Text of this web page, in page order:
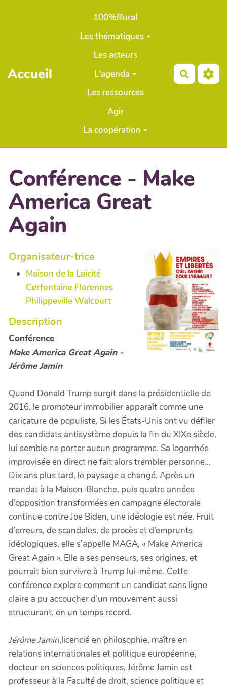
Aller au contenu principal
Accueil
100%Rural
Les thématiques
Les acteurs
L'agenda
Les ressources
Agir
La coopération
Conférence - Make
America Great
Again
Organisateur-trice
Maison de la Laïcité
Cerfontaine Florennes
Philippeville Walcourt
Description
Conférence
Make America Great Again -
Jérôme Jamin
Quand Donald Trump surgit dans la présidentielle de
2016, le promoteur immobilier apparaît comme une
caricature de populiste. Si les États-Unis ont vu défiler
des candidats antisystème depuis la fin du XIXe siècle,
lui semble ne porter aucun programme. Sa logorrhée
improvisée en direct ne fait alors trembler personne…
Dix ans plus tard, le paysage a changé. Après un
mandat à la Maison-Blanche, puis quatre années
d’opposition transformées en campagne électorale
continue contre Joe Biden, une idéologie est née. Fruit
d’erreurs, de scandales, de procès et d’emprunts
idéologiques, elle s’appelle MAGA, « Make America
Great Again ». Elle a ses penseurs, ses origines, et
pourrait bien survivre à Trump lui-même. Cette
conférence explore comment un candidat sans ligne
claire a pu accoucher d’un mouvement aussi
structurant, en un temps record.
Jérôme Jamin,licencié en philosophie, maître en
relations internationales et politique européenne,
docteur en sciences politiques, Jérôme Jamin est
professeur à la Faculté de droit, science politique et